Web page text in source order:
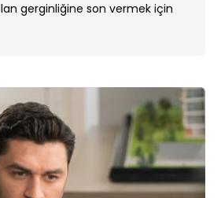
gerginliğine son vermek için